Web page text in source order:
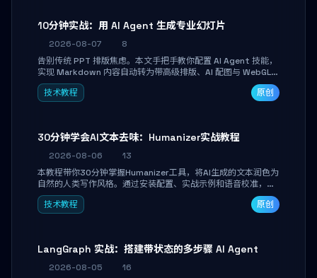
10分钟实战：用 AI Agent 生成专业幻灯片
2026-08-07
8
告别传统 PPT 排版焦虑。本文手把手教你配置 AI Agent 技能，
实现 Markdown 内容自动转为带高级排版、AI 配图与 WebGL
运行时的 HTML 幻灯片。只需专注内容，10 分钟即可产出可投
屏的专业级演示文稿。
技术教程 原创
30分钟学会AI文本去味：Humanizer实战教程
2026-08-06
13
本教程带你30分钟掌握Humanizer工具，将AI生成的文本润色为
自然的人类写作风格。通过安装配置、实战示例和语音校准，让
你的内容告别AI痕迹，匹配个人写作习惯，适合内容创作者和技
术博主。
技术教程 原创
LangGraph 实战：搭建带状态的多步骤 AI Agent
2026-08-05
16